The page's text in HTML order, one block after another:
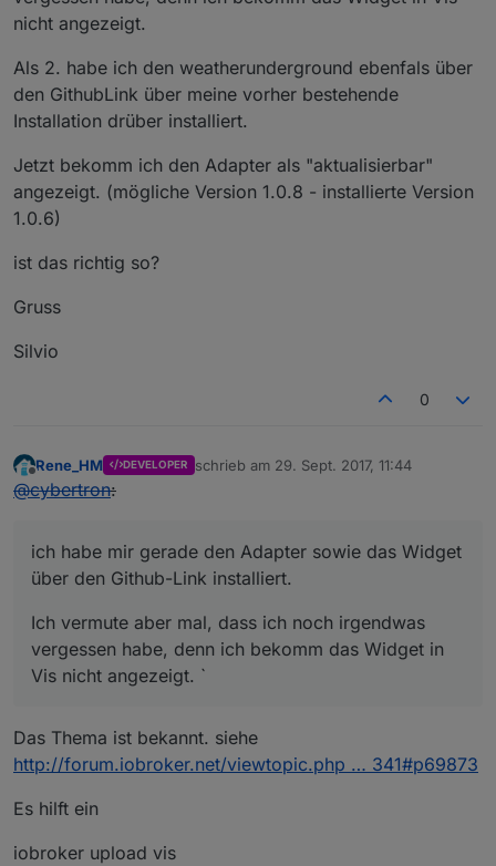
nicht angezeigt.
Als 2. habe ich den weatherunderground ebenfals über
den GithubLink über meine vorher bestehende
Installation drüber installiert.
Jetzt bekomm ich den Adapter als "aktualisierbar"
angezeigt. (mögliche Version 1.0.8 - installierte Version
1.0.6)
ist das richtig so?
Gruss
Silvio
0
Offline
Rene_HM DEVELOPER schrieb am 29. Sept. 2017, 11:44
zuletzt editiert von
@cybertron:
ich habe mir gerade den Adapter sowie das Widget
über den Github-Link installiert.
Ich vermute aber mal, dass ich noch irgendwas
vergessen habe, denn ich bekomm das Widget in
Vis nicht angezeigt. `
Das Thema ist bekannt. siehe
http://forum.iobroker.net/viewtopic.php … 341#p69873
Es hilft ein
iobroker upload vis